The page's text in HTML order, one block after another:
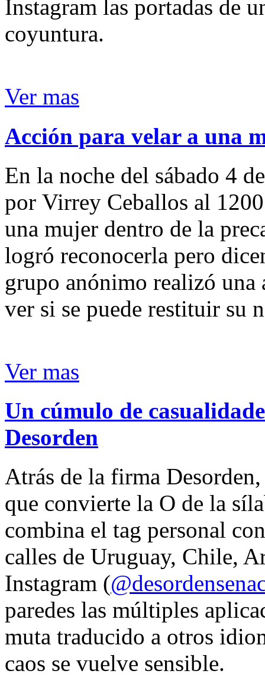
Instagram las portadas de
coyuntura.
Ver mas
Acción para velar a una
En la noche del sábado 4
por Virrey Ceballos al
una mujer dentro de la
logró reconocerla pero
grupo anónimo realizó
ver si se puede restituir su
Ver mas
Un cúmulo de
Desorden
Atrás de la firma
que convierte la O de la
combina el tag personal
calles de Uruguay, Chile,
Instagram (
paredes las múltiples
muta traducido a otros
caos se vuelve sensible.